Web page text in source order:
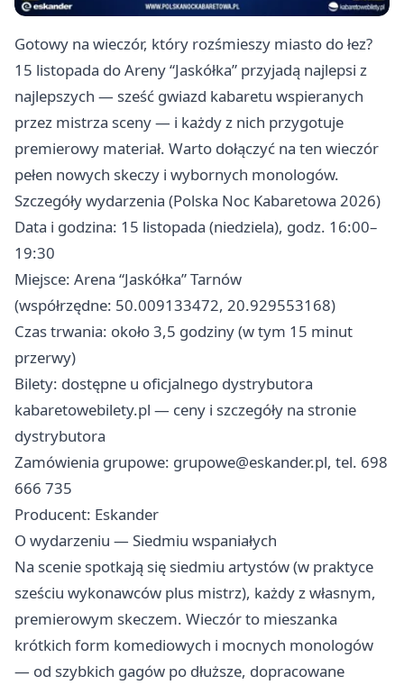
Gotowy na wieczór, który rozśmieszy miasto do łez?
15 listopada do Areny “Jaskółka” przyjadą najlepsi z
najlepszych — sześć gwiazd kabaretu wspieranych
przez mistrza sceny — i każdy z nich przygotuje
premierowy materiał. Warto dołączyć na ten wieczór
pełen nowych skeczy i wybornych monologów.
Szczegóły wydarzenia (Polska Noc Kabaretowa 2026)
Data i godzina: 15 listopada (niedziela), godz. 16:00–
19:30
Miejsce: Arena “Jaskółka” Tarnów
(współrzędne: 50.009133472, 20.929553168)
Czas trwania: około 3,5 godziny (w tym 15 minut
przerwy)
Bilety: dostępne u oficjalnego dystrybutora
kabaretowebilety.pl — ceny i szczegóły na stronie
dystrybutora
Zamówienia grupowe: grupowe@eskander.pl, tel. 698
666 735
Producent: Eskander
O wydarzeniu — Siedmiu wspaniałych
Na scenie spotkają się siedmiu artystów (w praktyce
sześciu wykonawców plus mistrz), każdy z własnym,
premierowym skeczem. Wieczór to mieszanka
krótkich form komediowych i mocnych monologów
— od szybkich gagów po dłuższe, dopracowane